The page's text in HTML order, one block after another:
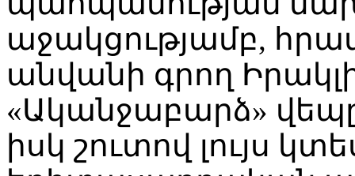
աջակցությամբ,
անվանի գրող
«Ականջաբարձ»
իսկ շուտով լույս